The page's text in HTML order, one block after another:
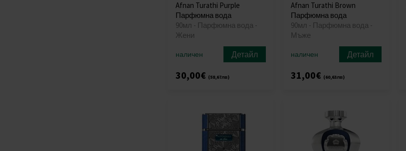
Afnan Turathi Purple
Парфюмна вода
90мл - Парфюмна вода -
Жени
наличен Детайл
30,00€ (58,67лв)
Afnan Turathi Brown
Парфюмна вода
90мл - Парфюмна вода -
Мъже
наличен Детайл
31,00€ (60,63лв)